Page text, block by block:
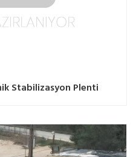
Stabilizasyon Plenti